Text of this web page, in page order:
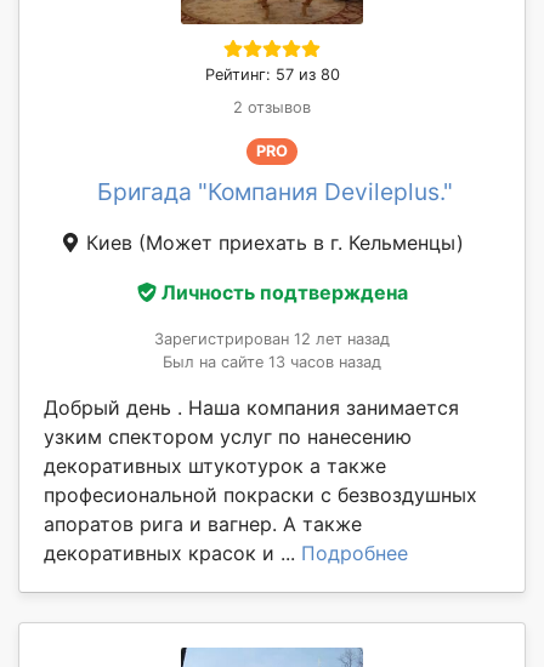
Рейтинг: 57 из 80
2 отзывов
PRO
Бригада "Компания Devileplus."
Киев (Может приехать в г. Кельменцы)
Личность подтверждена
Зарегистрирован 12 лет назад
Был на сайте 13 часов назад
Добрый день . Наша компания занимается
узким спектором услуг по нанесению
декоративных штукотурок а также
професиональной покраски с безвоздушных
апоратов рига и вагнер. А также
декоративных красок и ... Подробнее